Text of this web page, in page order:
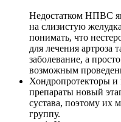
Недостатком НПВС
на слизистую
понимать, что
для лечения артроза
заболевание, а
возможным
Хондропротекторы и
препараты новый
сустава, поэтому их
группу.